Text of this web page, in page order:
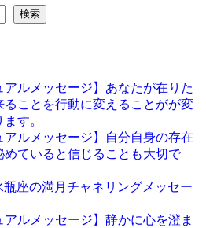
検索
アルメッセージ】あなたが在りた
ることを行動に変えることがが変
す。
アルメッセージ】自分自身の存在
めていると信じることも大切で
座の満月チャネリングメッセー
アルメッセージ】静かに心を澄ま